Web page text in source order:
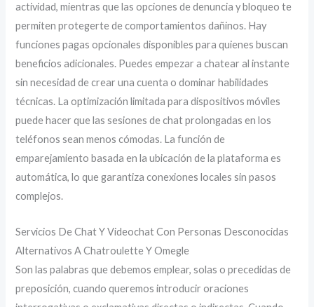
actividad, mientras que las opciones de denuncia y bloqueo te
permiten protegerte de comportamientos dañinos. Hay
funciones pagas opcionales disponibles para quienes buscan
beneficios adicionales. Puedes empezar a chatear al instante
sin necesidad de crear una cuenta o dominar habilidades
técnicas. La optimización limitada para dispositivos móviles
puede hacer que las sesiones de chat prolongadas en los
teléfonos sean menos cómodas. La función de
emparejamiento basada en la ubicación de la plataforma es
automática, lo que garantiza conexiones locales sin pasos
complejos.
Servicios De Chat Y Videochat Con Personas Desconocidas
Alternativos A Chatroulette Y Omegle
Son las palabras que debemos emplear, solas o precedidas de
preposición, cuando queremos introducir oraciones